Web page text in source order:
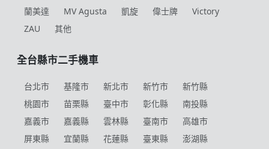
蘭美達
MV Agusta 凱旋 偉士牌
Victory
ZAU
其他
全台縣市二手機車
台北市 基隆市 新北市 新竹市
新竹縣
桃園市
苗栗縣 臺中市 彰化縣
南投縣
嘉義市
嘉義縣 雲林縣 臺南市
高雄市
屏東縣
宜蘭縣 花蓮縣 臺東縣
澎湖縣